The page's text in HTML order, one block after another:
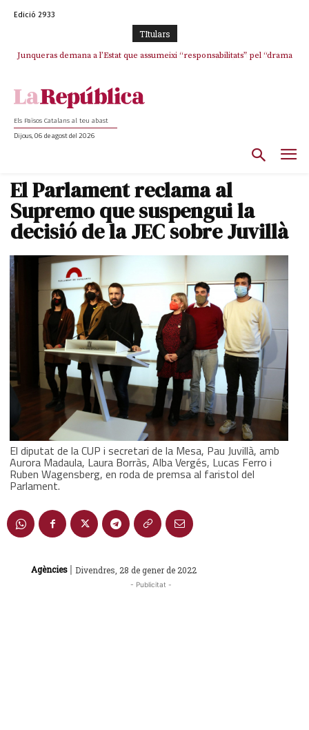
Edició 2933
TItulars
Junqueras demana a l’Estat que assumeixi “responsabilitats” pel “drama
L’abandonament de les seleccions catalanes per part de la UFEC
Els Països Catalans al teu abast
Dijous, 06 de agost del 2026
El Parlament reclama al
Supremo que suspengui la
decisió de la JEC sobre Juvillà
El diputat de la CUP i secretari de la Mesa, Pau Juvillà, amb
Aurora Madaula, Laura Borràs, Alba Vergés, Lucas Ferro i
Ruben Wagensberg, en roda de premsa al faristol del
Parlament.
Agències | Divendres, 28 de gener de 2022
- Publicitat -